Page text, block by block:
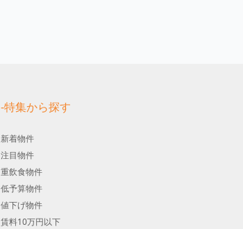
-特集から探す
新着物件
注目物件
重飲食物件
低予算物件
値下げ物件
賃料10万円以下